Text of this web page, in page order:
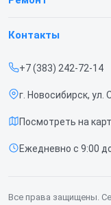
Срочный ремонт
Доставка и способы
Диагностика
Контакты
Телефонов
Контакты
+7 (383) 242-72-14
г. Новосибирск, ул.
Посмотреть на
Ежедневно с 9:00
Все права защищены.